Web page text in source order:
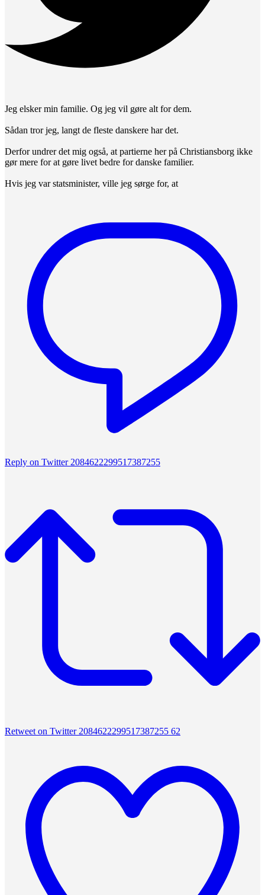
Jeg elsker min familie. Og jeg vil gøre alt for dem.
Sådan tror jeg, langt de fleste danskere har det.
Derfor undrer det mig også, at partierne her på Christiansborg ikke
gør mere for at gøre livet bedre for danske familier.
Hvis jeg var statsminister, ville jeg sørge for, at
Reply on Twitter 2084622299517387255
Retweet on Twitter 2084622299517387255 62